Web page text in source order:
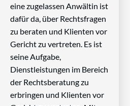
eine zugelassen Anwältin ist
dafür da, über Rechtsfragen
zu beraten und Klienten vor
Gericht zu vertreten. Es ist
seine Aufgabe,
Dienstleistungen im Bereich
der Rechtsberatung zu
erbringen und Klienten vor